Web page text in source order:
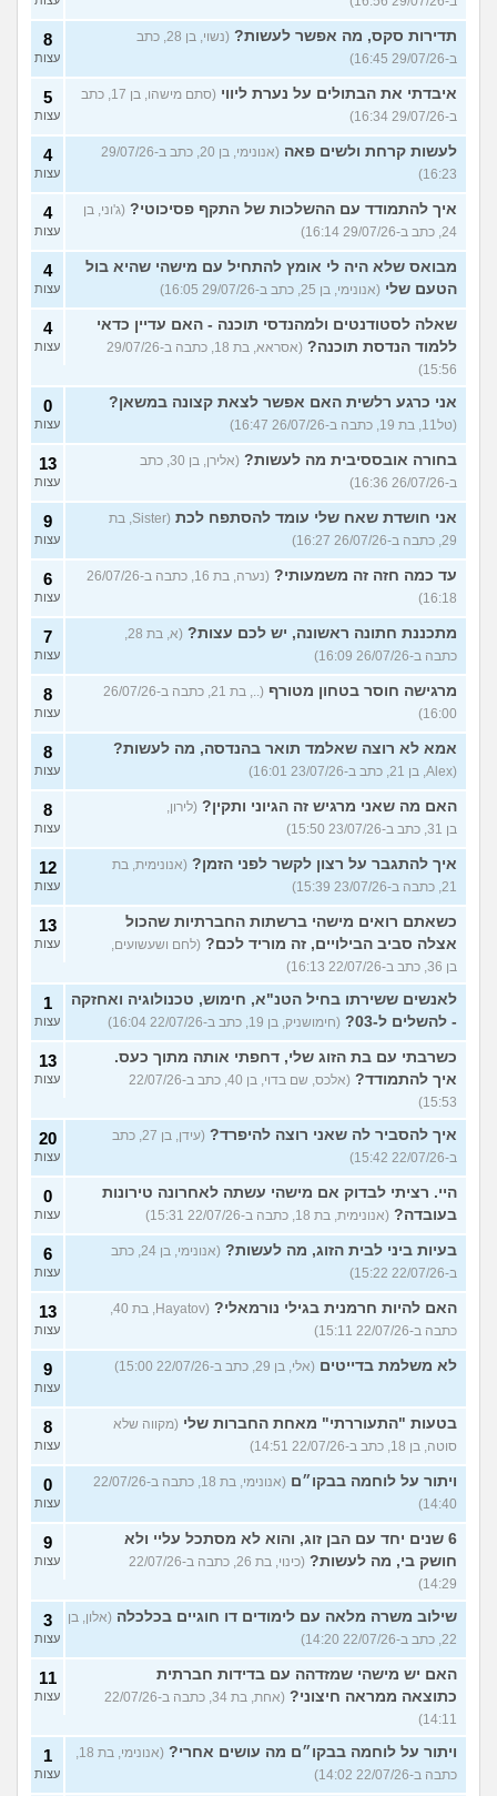
תדירות סקס, מה אפשר לעשות?
(נשוי, בן 28, כתב
ב-29/07/26 16:45)
8
עצות
איבדתי את הבתולים על נערת ליווי
(סתם מישהו, בן 17, כתב
ב-29/07/26 16:34)
5
עצות
לעשות קרחת ולשים פאה
(אנונימי, בן 20, כתב ב-29/07/26
16:23)
4
עצות
איך להתמודד עם ההשלכות של התקף פסיכוטי? (ג'וני, בן
24, כתב ב-29/07/26 16:14)
4
עצות
מבואס שלא היה לי אומץ להתחיל עם מישהי שהיא בול
הטעם שלי (אנונימי, בן 25, כתב ב-29/07/26 16:05)
4
עצות
שאלה לסטודנטים ולמהנדסי תוכנה - האם עדיין כדאי
ללמוד הנדסת תוכנה?
(אסראא, בת 18, כתבה ב-29/07/26
15:56)
4
עצות
אני כרגע רלשית האם אפשר לצאת קצונה במשאן?
(טל11, בת 19, כתבה ב-26/07/26 16:47)
0
עצות
בחורה אובססיבית מה לעשות?
(אלירן, בן 30, כתב
ב-26/07/26 16:36)
13
עצות
אני חושדת שאח שלי עומד להסתפח לכת
(Sister, בת
29, כתבה ב-26/07/26 16:27)
9
עצות
עד כמה חזה זה משמעותי?
(נערה, בת 16, כתבה ב-26/07/26
16:18)
6
עצות
מתכננת חתונה ראשונה, יש לכם עצות?
(א, בת 28,
כתבה ב-26/07/26 16:09)
7
עצות
מרגישה חוסר בטחון מטורף
(.., בת 21, כתבה ב-26/07/26
16:00)
8
עצות
אמא לא רוצה שאלמד תואר בהנדסה, מה לעשות?
(Alex, בן 21, כתב ב-23/07/26 16:01)
8
עצות
האם מה שאני מרגיש זה הגיוני ותקין? (לירון,
בן 31, כתב ב-23/07/26 15:50)
8
עצות
איך להתגבר על רצון לקשר לפני הזמן? (אנונימית, בת
21, כתבה ב-23/07/26 15:39)
12
עצות
כשאתם רואים מישהי ברשתות החברתיות שהכול
אצלה סביב הבילויים, זה מוריד לכם? (לחם ושעשועים,
בן 36, כתב ב-22/07/26 16:13)
13
עצות
לאנשים ששירתו בחיל הטנ"א, חימוש, טכנולוגיה ואחזקה
- להשלים ל-03?
(חימושניק, בן 19, כתב ב-22/07/26 16:04)
1
עצות
כשרבתי עם בת הזוג שלי, דחפתי אותה מתוך כעס.
איך להתמודד?
(אלכס, שם בדוי, בן 40, כתב ב-22/07/26
15:53)
13
עצות
איך להסביר לה שאני רוצה להיפרד?
(עידן, בן 27, כתב
ב-22/07/26 15:42)
20
עצות
היי. רציתי לבדוק אם מישהי עשתה לאחרונה טירונות
בעובדה? (אנונימית, בת 18, כתבה ב-22/07/26 15:31)
0
עצות
בעיות ביני לבית הזוג, מה לעשות?
(אנונימי, בן 24, כתב
ב-22/07/26 15:22)
6
עצות
האם להיות חרמנית בגילי נורמאלי?
(Hayatov, בת 40,
כתבה ב-22/07/26 15:11)
13
עצות
לא משלמת בדייטים (אלי, בן 29, כתב ב-22/07/26 15:00) 9
עצות
בטעות "התעוררתי" מאחת החברות שלי (מקווה שלא
סוטה, בן 18, כתב ב-22/07/26 14:51)
8
עצות
ויתור על לוחמה בבקו״ם
(אנונימי, בת 18, כתבה ב-22/07/26
14:40)
0
עצות
6 שנים יחד עם הבן זוג, והוא לא מסתכל עליי ולא
חושק בי, מה לעשות?
(כינוי, בת 26, כתבה ב-22/07/26
14:29)
9
עצות
שילוב משרה מלאה עם לימודים דו חוגיים בכלכלה (אלון, בן
22, כתב ב-22/07/26 14:20)
3
עצות
האם יש מישהי שמזדהה עם בדידות חברתית
כתוצאה ממראה חיצוני?
(אחת, בת 34, כתבה ב-22/07/26
14:11)
11
עצות
ויתור על לוחמה בבקו״ם מה עושים אחרי?
(אנונימי, בת 18,
כתבה ב-22/07/26 14:02)
1
עצות